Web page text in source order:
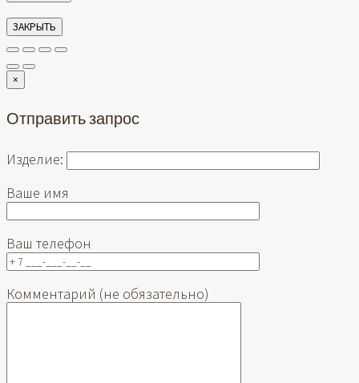
ЗАКРЫТЬ
×
Отправить запрос
Изделие:
Ваше имя
Ваш телефон
Комментарий (не обязательно)